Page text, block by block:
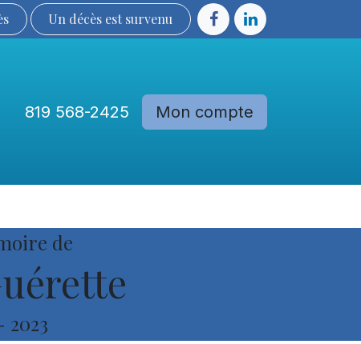
Un décès est sur​​​​​​​​ve​nu​​​​​​​​​​
819 568-2425 Mon compte
de
2023